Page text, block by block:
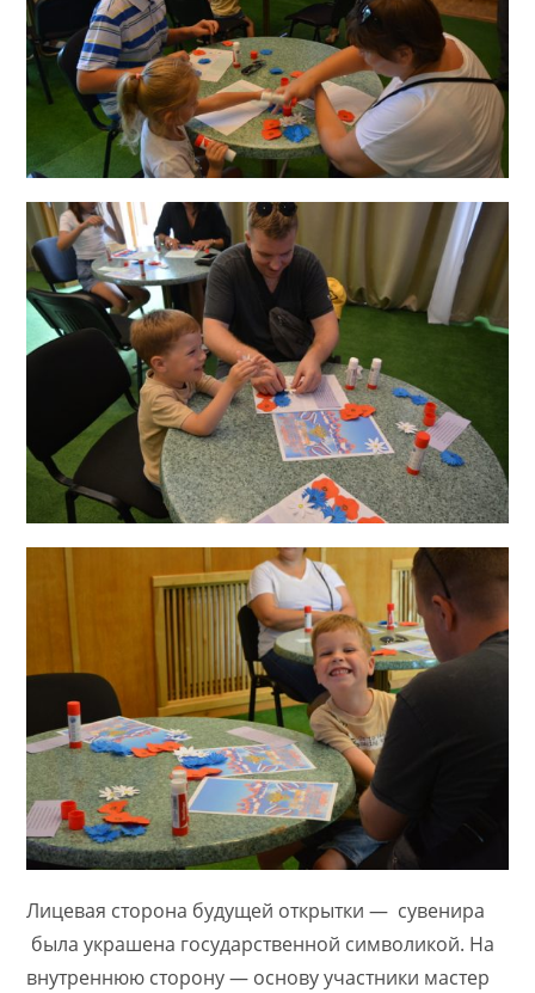
Лицевая сторона будущей открытки — сувенира
была украшена государственной символикой. На
внутреннюю сторону — основу участники мастер